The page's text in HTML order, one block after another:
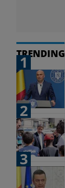
TRENDING
1
2
3